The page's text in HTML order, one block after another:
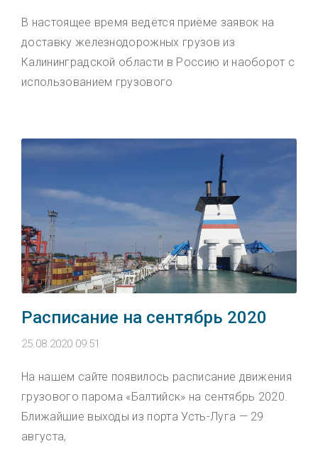
В настоящее время ведётся приёме заявок на
доставку железнодорожных грузов из
Калининградской области в Россию и наоборот с
использованием грузового
Расписание на сентябрь 2020
25.08.2020 09:51
На нашем сайте появилось расписание движения
грузового парома «Балтийск» на сентябрь 2020.
Ближайшие выходы из порта Усть-Луга — 29
августа,